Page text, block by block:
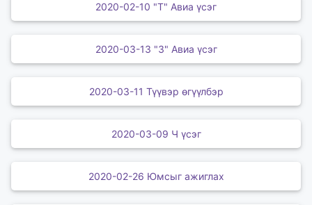
2020-02-10 "Т" Авиа үсэг
2020-03-13 "З" Авиа үсэг
2020-03-11 Түүвэр өгүүлбэр
2020-03-09 Ч үсэг
2020-02-26 Юмсыг ажиглах